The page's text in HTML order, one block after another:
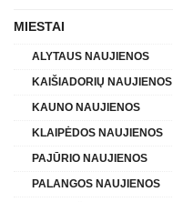
MIESTAI
ALYTAUS NAUJIENOS
KAIŠIADORIŲ NAUJIENOS
KAUNO NAUJIENOS
KLAIPĖDOS NAUJIENOS
PAJŪRIO NAUJIENOS
PALANGOS NAUJIENOS